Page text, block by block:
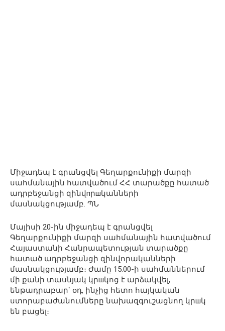
Միջադեպ է գրանցվել Գեղարքունիքի մարզի
սահմանային հատվածում ՀՀ տարածքը հատած
ադրբեջանցի զինվпրшկանների
մասնակցությամբ. ՊՆ
Մայիսի 20-ին միջադեպ է գրանցվել
Գեղարքունիքի մարզի սահմանային հատվածում
Հայաստանի Հանրապետության տարածքը
հատած ադրբեջանցի զինվորականների
մասնակցությամբ։ Ժամը 15.00-ի սահմաններում
մի քանի տասնյակ կրшկոց է արձակվել,
ենթադրաբար՝ օդ, ինչից հետո հայկական
ստորաբաժանումները նախազգուշացնող կրшկ
են բացել։